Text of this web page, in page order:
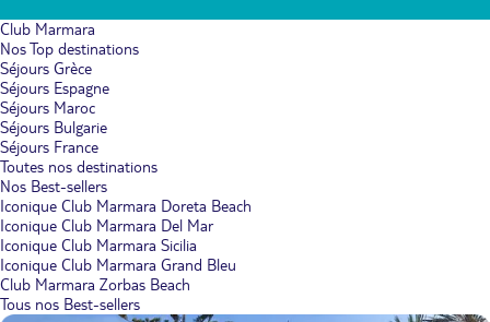
Club Marmara
Nos Top destinations
Séjours Grèce
Séjours Espagne
Séjours Maroc
Séjours Bulgarie
Séjours France
Toutes nos destinations
Nos Best-sellers
Iconique Club Marmara Doreta Beach
Iconique Club Marmara Del Mar
Iconique Club Marmara Sicilia
Iconique Club Marmara Grand Bleu
Club Marmara Zorbas Beach
Tous nos Best-sellers